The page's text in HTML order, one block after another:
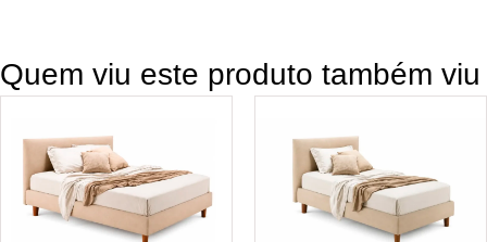
Quem viu este produto também viu